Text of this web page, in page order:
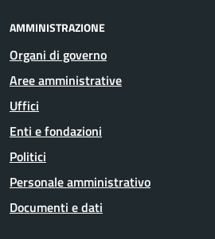
AMMINISTRAZIONE
Organi di governo
Aree amministrative
Uffici
Enti e fondazioni
Politici
Personale amministrativo
Documenti e dati